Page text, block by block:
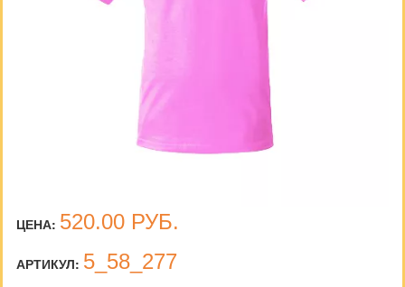
ЦЕНА: 520.00 РУБ.
АРТИКУЛ: 5_58_277